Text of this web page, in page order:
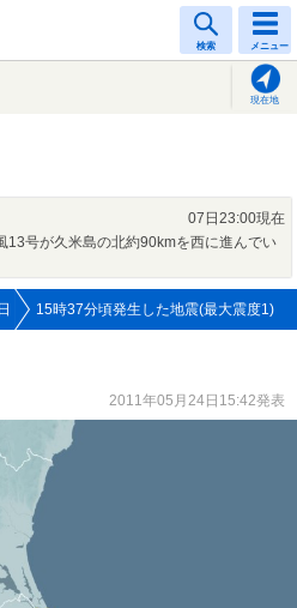
検索 メニュー
現在地
07日23:00現在
13号が久米島の北約90kmを西に進んでい
15時37分頃発生した地震(最大震度1)
2011年05月24日15:42発表